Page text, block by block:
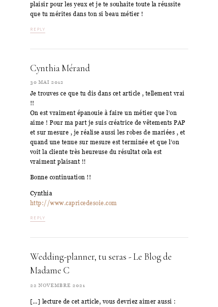
plaisir pour les yeux et je te souhaite toute la réussite
que tu mérites dans ton si beau métier !
REPLY
Cynthia Mérand
30 MAI 2012
Je trouves ce que tu dis dans cet article , tellement vrai
!!
On est vraiment épanouie à faire un métier que l’on
aime ! Pour ma part je suis créatrice de vêtements PAP
et sur mesure , je réalise aussi les robes de mariées , et
quand une tenue sur mesure est terminée et que l’on
voit la cliente très heureuse du résultat cela est
vraiment plaisant !!
Bonne continuation !!
Cynthia
http://www.capricedesoie.com
REPLY
Wedding-planner, tu seras - Le Blog de
Madame C
22 NOVEMBRE 2021
[…] lecture de cet article, vous devriez aimer aussi :